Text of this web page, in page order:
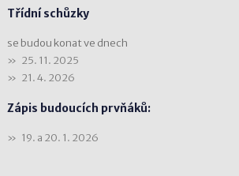
Třídní schůzky
se budou konat ve dnech
25. 11. 2025
21. 4. 2026
Zápis budoucích prvňáků:
19. a 20. 1. 2026